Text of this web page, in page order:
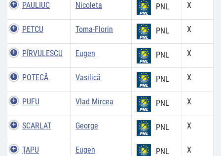
PAULIUC Nicoleta PNL X
PETCU Toma-Florin PNL X
PÎRVULESCU Eugen PNL X
POTECĂ Vasilică PNL X
PUFU Vlad Mircea PNL X
SCARLAT George PNL X
ŢAPU
Eugen PNL X